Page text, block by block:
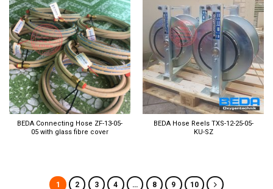
BEDA Connecting Hose ZF-13-05-
05 with glass fibre cover
BEDA Hose Reels TXS-12-25-05-
KU-SZ
1 2 3 4 … 8 9 10